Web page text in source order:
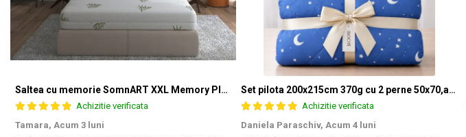
Saltea cu memorie SomnART XXL Memory Plus 160x190, înălțime 25cm, pentru persoane supraponderale, husă Aloe Vera detașabilă, rulată, fermitate mare
Achizitie verificata
Tamara, Acum 3 luni
Set pilota 200x215cm 370g cu 2 perne 50x70,albastru- PLT36
Achizitie verificata
Daniela Paraschiv, Acum 4 luni